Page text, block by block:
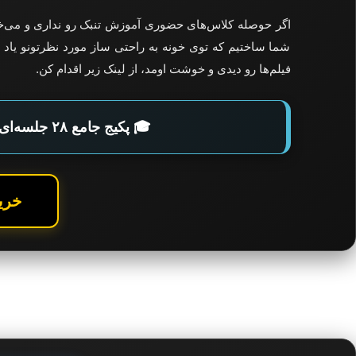
اگر حوصله کلاس‌های حضوری آموزش تنبک رو نداری و
شما ساختیم که توی خونه به راحتی ساز مورد نظرتونو
فیلم‌ها رو دیدی و خوشت اومد، از لینک زیر اقدام کن.
🎓 پکیج جامع ۲۸ جلسه‌ای آموزش تنبک
خرید با ۴۰